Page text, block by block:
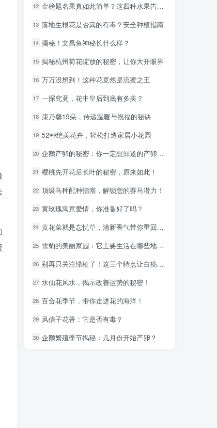
12 金榜题名果真如此简单？这四种水果告诉你答案！
13 落地生根花是否真的有毒？安全种植指南
14 揭秘！文昌鱼神秘长什么样？
15 揭秘杭州荷花绽放的秘密，让你大开眼界
16 万万没想到！这种花竟然是流蜜之王
17 一探究竟，花中皇后到底有多美？
18 康乃馨19朵，传递温暖与祝福的秘诀
19 52种绝美花卉，轻松打造家居小花园
20 企鹅产卵的秘密：你一定想知道的产卵日期
21 樱桃先开花后长叶的秘密，原来如此！
22 顶级马种配种指南，解锁您的赛马潜力！
23 黄玫瑰寓意爱情，你准备好了吗？
24 黄花菜就是忘忧草，清新香气带你重回童年
25 雪豹的美丽家园：它主要生活在哪些地区？
26 别再只关注绿植了！这三个特点让白杨树成为你的新宠
27 水仙花风水，揭示改善运势的秘密！
28 百合花季节，带你走进花的海洋！
29 风信子花香：它是否有毒？
30 企鹅繁殖季节揭秘：几月份开始产卵？
12 金榜题名果真如此简单？这四种水果告诉你答案！
13 落地生根花是否真的有毒？安全种植指南
14 揭秘！文昌鱼神秘长什么样？
15 揭秘杭州荷花绽放的秘密，让你大开眼界
16 万万没想到！这种花竟然是流蜜之王
17 一探究竟，花中皇后到底有多美？
18 康乃馨19朵，传递温暖与祝福的秘诀
19 52种绝美花卉，轻松打造家居小花园
20 企鹅产卵的秘密：你一定想知道的产卵日期
21 樱桃先开花后长叶的秘密，原来如此！
22 顶级马种配种指南，解锁您的赛马潜力！
23 黄玫瑰寓意爱情，你准备好了吗？
24 黄花菜就是忘忧草，清新香气带你重回童年
25 雪豹的美丽家园：它主要生活在哪些地区？
26 别再只关注绿植了！这三个特点让白杨树成为你的新宠
27 水仙花风水，揭示改善运势的秘密！
28 百合花季节，带你走进花的海洋！
29 风信子花香：它是否有毒？
30 企鹅繁殖季节揭秘：几月份开始产卵？